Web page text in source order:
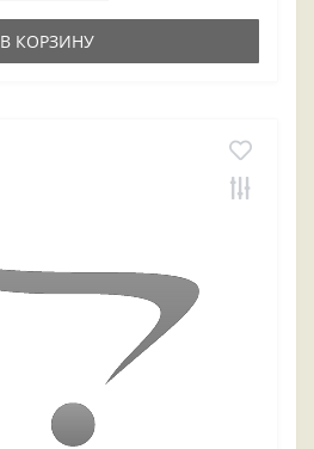
В КОРЗИНУ